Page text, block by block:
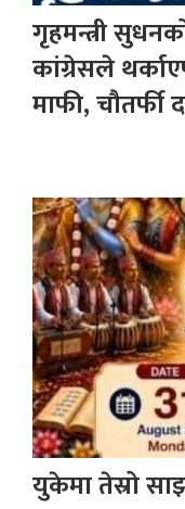
गृहमन्त्री
कांग्रेसले
माफी, चौतर्फी
युकेमा तेस्रो